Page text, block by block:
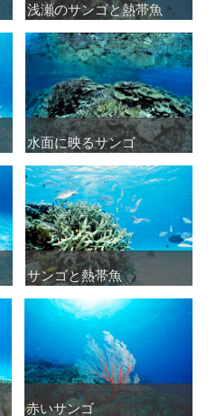
浅瀬のサンゴと熱帯魚
浅瀬のサンゴと熱帯魚
水面に映るサンゴ
水面に映るサンゴ
サンゴと熱帯魚
サンゴと熱帯魚
赤いサンゴ
赤いサンゴ